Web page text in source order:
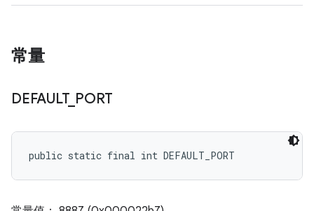
常量
DEFAULT_ PORT
public static final int DEFAULT_PORT